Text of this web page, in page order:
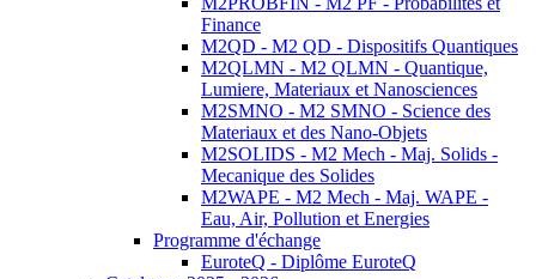
Finance
M2QD - M2 QD - Dispositifs Quantiques
M2QLMN - M2 QLMN - Quantique,
Lumiere, Materiaux et Nanosciences
M2SMNO - M2 SMNO - Science des
Materiaux et des Nano-Objets
M2SOLIDS - M2 Mech - Maj. Solids -
Mecanique des Solides
M2WAPE - M2 Mech - Maj. WAPE -
Eau, Air, Pollution et Energies
Programme d'échange
EuroteQ - Diplôme EuroteQ